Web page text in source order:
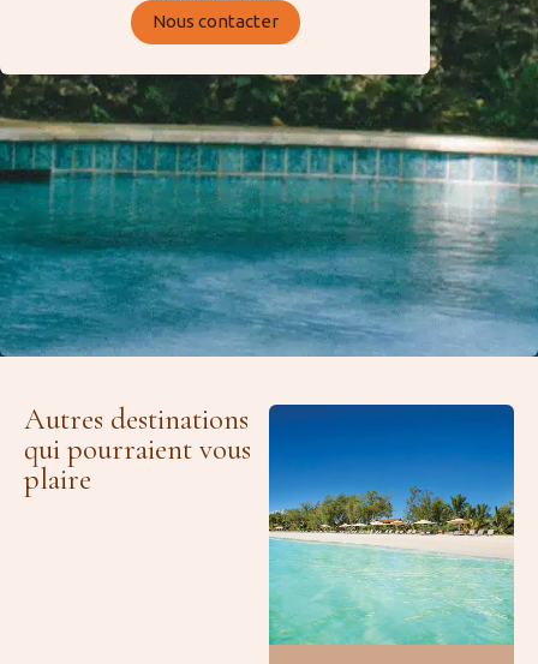
Nous contacter
Autres destinations
qui pourraient vous
plaire